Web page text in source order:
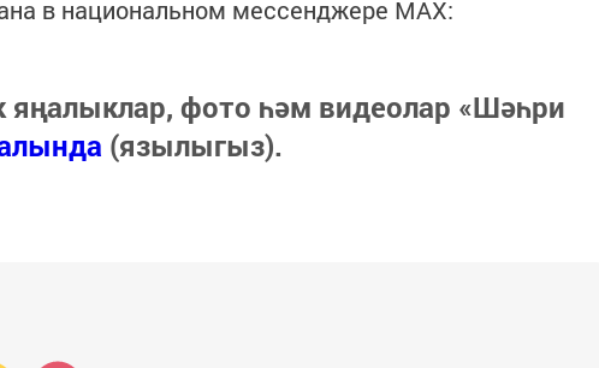
в национальном мессенджере MАХ:
фото һәм видеолар «Шәһри
(язылыгыз).